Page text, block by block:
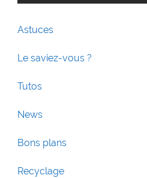
Astuces
Le saviez-vous ?
Tutos
News
Bons plans
Recyclage